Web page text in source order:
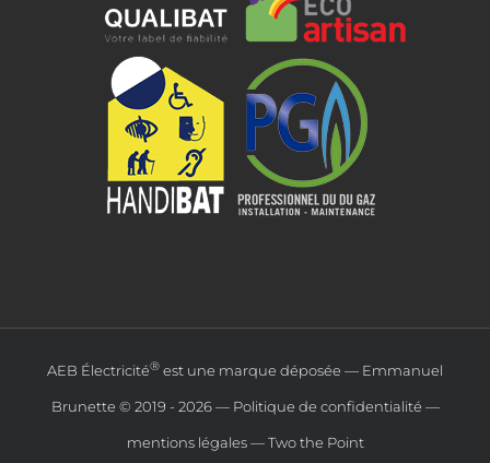
AEB Électricité® est une marque déposée — Emmanuel
Brunette © 2019 - 2026 — Politique de confidentialité —
mentions légales— Two the Point